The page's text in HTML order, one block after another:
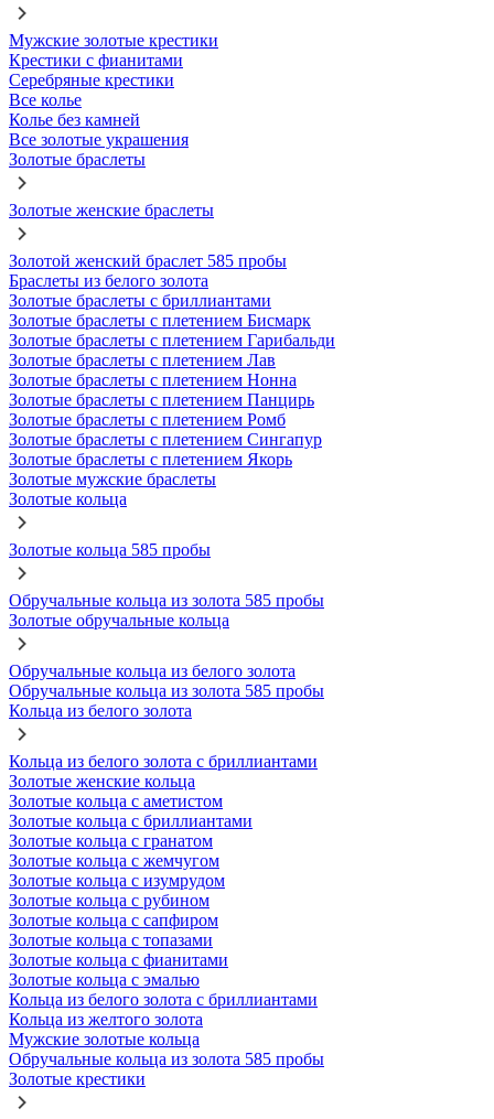
Мужские золотые крестики
Крестики с фианитами
Серебряные крестики
Все колье
Колье без камней
Все золотые украшения
Золотые браслеты
Золотые женские браслеты
Золотой женский браслет 585 пробы
Браслеты из белого золота
Золотые браслеты с бриллиантами
Золотые браслеты с плетением Бисмарк
Золотые браслеты с плетением Гарибальди
Золотые браслеты с плетением Лав
Золотые браслеты с плетением Нонна
Золотые браслеты с плетением Панцирь
Золотые браслеты с плетением Ромб
Золотые браслеты с плетением Сингапур
Золотые браслеты с плетением Якорь
Золотые мужские браслеты
Золотые кольца
Золотые кольца 585 пробы
Обручальные кольца из золота 585 пробы
Золотые обручальные кольца
Обручальные кольца из белого золота
Обручальные кольца из золота 585 пробы
Кольца из белого золота
Кольца из белого золота с бриллиантами
Золотые женские кольца
Золотые кольца с аметистом
Золотые кольца с бриллиантами
Золотые кольца с гранатом
Золотые кольца с жемчугом
Золотые кольца с изумрудом
Золотые кольца с рубином
Золотые кольца с сапфиром
Золотые кольца с топазами
Золотые кольца с фианитами
Золотые кольца с эмалью
Кольца из белого золота с бриллиантами
Кольца из желтого золота
Мужские золотые кольца
Обручальные кольца из золота 585 пробы
Золотые крестики